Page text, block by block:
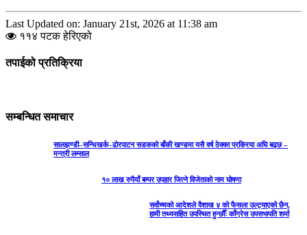
Last Updated on: January 21st, 2026 at 11:38 am
११४ पटक हेरिएको
तपाईको प्रतिक्रिया
सम्बन्धित समाचार
सालझण्डी–सन्धिखर्क–ढोरपाटन सडकको बाँकी खण्डमा यसै वर्ष ठेक्का प्रक्रिया अघि बढ्छ –
मन्त्री लम्साल
१० लाख रुपैयाँ बम्पर उपहार जित्ने विजेताको नाम घोषणा
सर्वोच्चको आदेशले वैशाख ४ को फैसला उल्ट्याएको छैन,
हामी तथ्यसहित उपस्थित हुन्छौँः काँग्रेस उपसभापति शर्मा